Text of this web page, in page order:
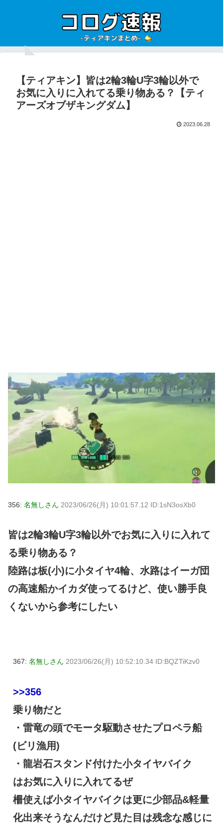
【ティアキン】皆は2輪3輪U字3輪以外で
お気に入りに入れてる乗り物ある？【ティ
アーズオブザキングダム】
2023.06.28
356: 名無しさん 2023/06/26(月) 10:01:57.12 ID:1sN3osXb0
皆は2輪3輪U字3輪以外でお気に入りに入れて
る乗り物ある？
陸路は板(小)に小タイヤ4輪、水路はイーガ団
の高速船かイカダ使ってるけど、使い勝手良
くないから参考にしたい
367: 名無しさん 2023/06/26(月) 10:52:10.34 ID:BQZTiKzv0
>>356
乗り物だと
・雷竜の頭でモータ駆動させたプロペラ船
(ビリ漁用)
・龍岩石スタンド付けた小タイヤバイク
はお気に入りに入れてるぜ
柵使えば小タイヤバイクは更に少部品&軽量
化出来そうなんだけど見た目は残念な感じに